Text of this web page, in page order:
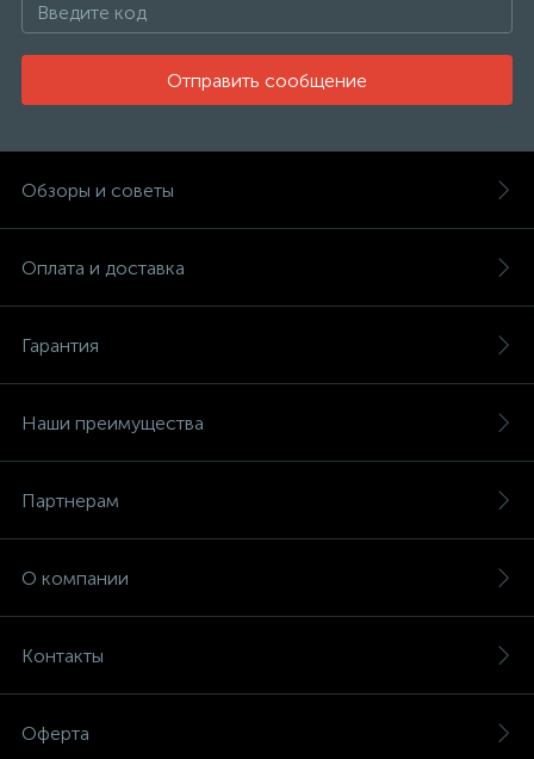
Отправить сообщение
Обзоры и советы
Оплата и доставка
Гарантия
Наши преимущества
Партнерам
О компании
Контакты
Оферта